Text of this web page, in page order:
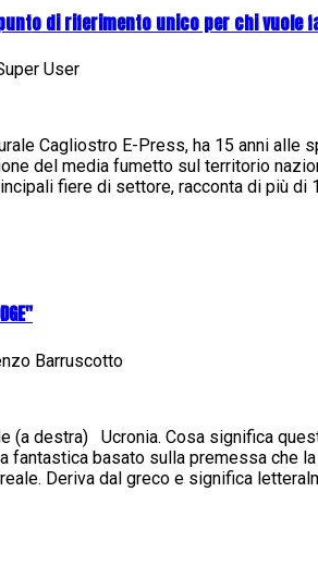
di riferimento unico per chi vuole
User
Cagliostro E-Press, ha 15 anni alle
del media fumetto sul territorio
fiere di settore, racconta di più di
Barruscotto
(a destra) Ucronia. Cosa significa
fantastica basato sulla premessa che
Deriva dal greco e significa